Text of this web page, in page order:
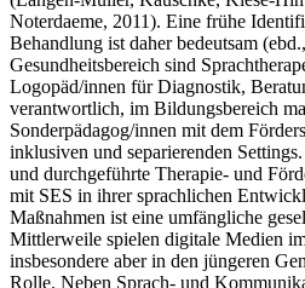
Noterdaeme, 2011). Eine frühe
Behandlung ist daher bedeutsam
Gesundheitsbereich sind
Logopäd/innen für Diagnostik,
verantwortlich, im Bildungsbereich
Sonderpädagog/innen mit dem
inklusiven und separierenden
und durch­geführte Therapie- und
mit SES in ihrer sprachlichen
Maßnahmen ist eine umfängliche
Mittlerweile spielen digitale Medien
insbesondere aber in den jüngeren
Rolle. Neben Sprach- und